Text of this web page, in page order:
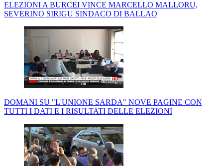
ELEZIONI A BURCEI VINCE MARCELLO MALLORU,
SEVERINO SIRIGU SINDACO DI BALLAO
DOMANI SU "L'UNIONE SARDA" NOVE PAGINE CON
TUTTI I DATI E I RISULTATI DELLE ELEZIONI